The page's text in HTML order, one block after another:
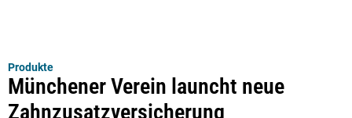
Produkte
Münchener Verein launcht neue
Zahnzusatzversicherung